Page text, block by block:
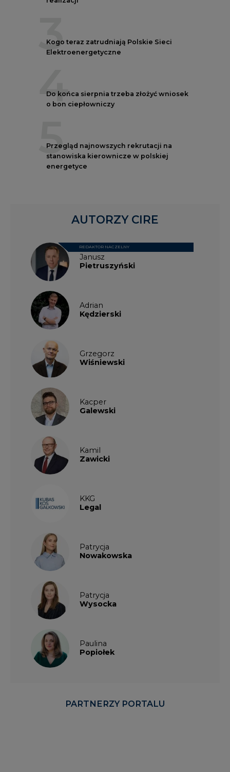
3
Kogo teraz zatrudniają Polskie Sieci
Elektroenergetyczne
4
Do końca sierpnia trzeba złożyć wniosek
o bon ciepłowniczy
5
Przegląd najnowszych rekrutacji na
stanowiska kierownicze w polskiej
energetyce
Janusz
Pietruszyński
REDAKTOR NACZELNY
Adrian
Kędzierski
Grzegorz
Wiśniewski
Kacper
Galewski
Kamil
Zawicki
KKG
Legal
Patrycja
Nowakowska
Patrycja
Wysocka
Paulina
Popiołek
AUTORZY CIRE
PARTNERZY PORTALU